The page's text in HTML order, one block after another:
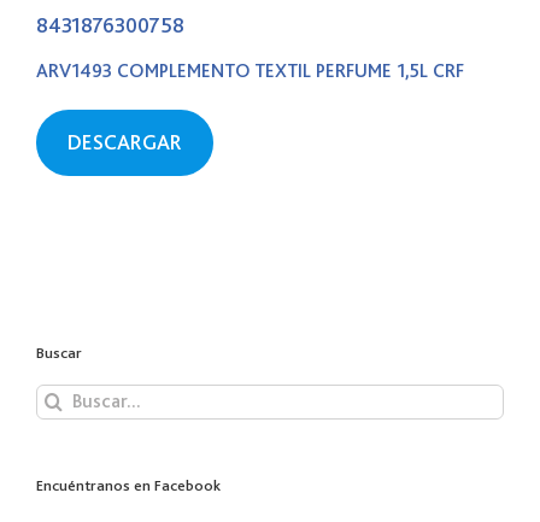
8431876300758
ARV1493 COMPLEMENTO TEXTIL PERFUME 1,5L CRF
DESCARGAR
Buscar
Buscar:
Encuéntranos en Facebook